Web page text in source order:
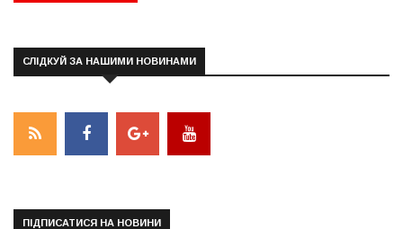
СЛІДКУЙ ЗА НАШИМИ НОВИНАМИ
ПІДПИСАТИСЯ НА НОВИНИ